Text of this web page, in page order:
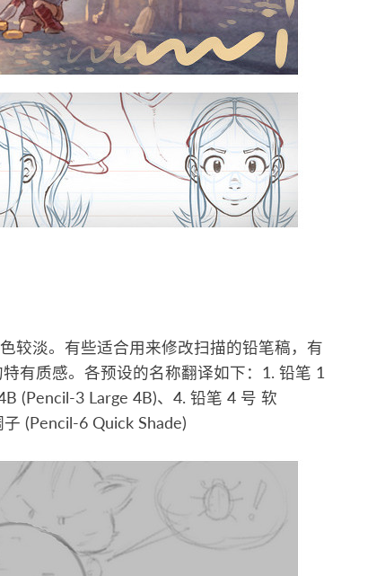
较淡。有些适合用来修改扫描的铅笔稿，有
有质感。各预设的名称翻译如下：1. 铅笔 1
(Pencil-3 Large 4B)、4. 铅笔 4 号 软
(Pencil-6 Quick Shade)